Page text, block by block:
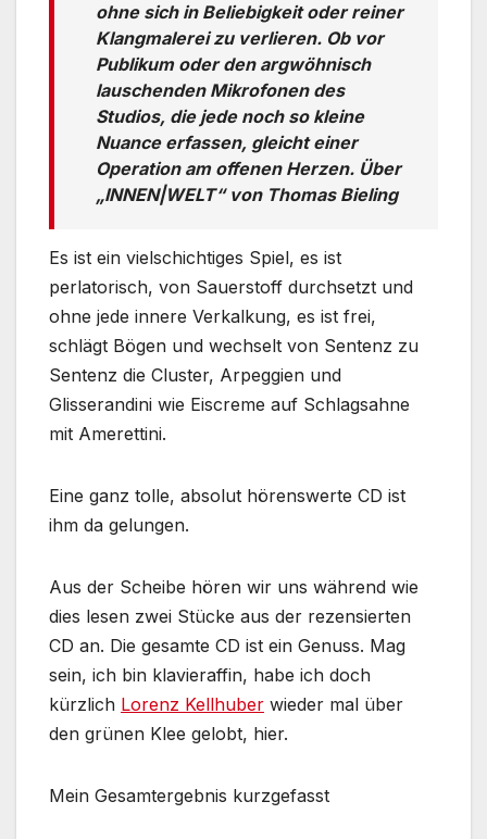
ohne sich in Beliebigkeit oder reiner
Klangmalerei zu verlieren. Ob vor
Publikum oder den argwöhnisch
lauschenden Mikrofonen des
Studios, die jede noch so kleine
Nuance erfassen, gleicht einer
Operation am offenen Herzen. Über
„INNEN|WELT“ von Thomas Bieling
Es ist ein vielschichtiges Spiel, es ist
perlatorisch, von Sauerstoff durchsetzt und
ohne jede innere Verkalkung, es ist frei,
schlägt Bögen und wechselt von Sentenz zu
Sentenz die Cluster, Arpeggien und
Glisserandini wie Eiscreme auf Schlagsahne
mit Amerettini.
Eine ganz tolle, absolut hörenswerte CD ist
ihm da gelungen.
Aus der Scheibe hören wir uns während wie
dies lesen zwei Stücke aus der rezensierten
CD an. Die gesamte CD ist ein Genuss. Mag
sein, ich bin klavieraffin, habe ich doch
kürzlich Lorenz Kellhuber wieder mal über
den grünen Klee gelobt, hier.
Mein Gesamtergebnis kurzgefasst